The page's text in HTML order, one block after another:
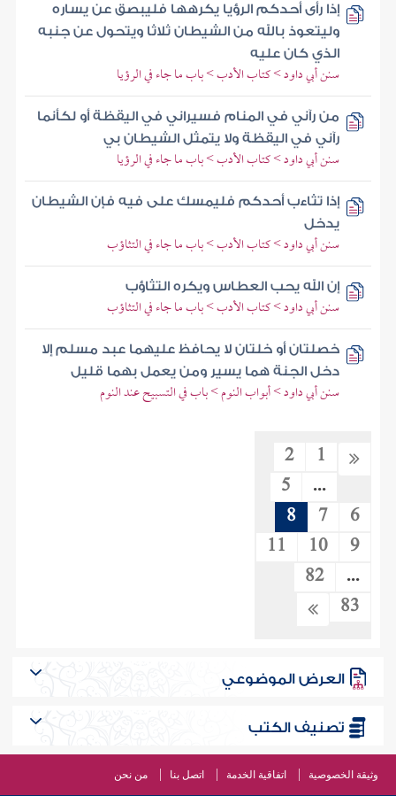
إذا رأى أحدكم الرؤيا يكرهها فليبصق عن يساره
وليتعوذ بالله من الشيطان ثلاثا ويتحول عن جنبه
الذي كان عليه
سنن أبي داود > كتاب الأدب > باب ما جاء في الرؤيا
من رآني في المنام فسيراني في اليقظة أو لكأنما
رآني في اليقظة ولا يتمثل الشيطان بي
سنن أبي داود > كتاب الأدب > باب ما جاء في الرؤيا
إذا تثاءب أحدكم فليمسك على فيه فإن الشيطان
يدخل
سنن أبي داود > كتاب الأدب > باب ما جاء في التثاؤب
إن الله يحب العطاس ويكره التثاؤب
سنن أبي داود > كتاب الأدب > باب ما جاء في التثاؤب
خصلتان أو خلتان لا يحافظ عليهما عبد مسلم إلا
دخل الجنة هما يسير ومن يعمل بهما قليل
سنن أبي داود > أبواب النوم > باب في التسبيح عند النوم
1
2
...
5
6
7
8
9
10
11
...
82
83
العرض الموضوعي
تصنيف الكتب
وثيقة الخصوصية اتفاقية الخدمة اتصل بنا من نحن